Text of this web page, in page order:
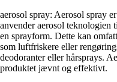
aerosol spray: Aerosol spray
anvender aerosol teknologien
en sprayform. Dette kan
som luftfriskere eller
deodoranter eller hårsprays.
produktet jævnt og effektivt.